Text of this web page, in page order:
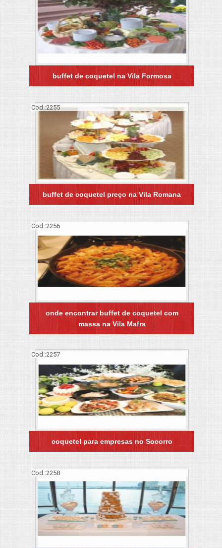
buffet de coquetel na Vila Formosa
Cod.:2255
buffet de coquetel preço na Vila Romana
Cod.:2256
onde encontrar buffet de coquetel com
massa na Vila Mafra
Cod.:2257
coquetel para empresas no Socorro
Cod.:2258